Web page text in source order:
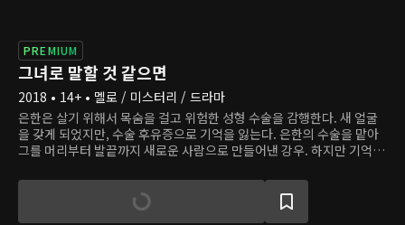
PREMIUM
그녀로 말할 것 같으면
2018 • 14+ • 멜로 / 미스터리 / 드라마
은한은 살기 위해서 목숨을 걸고 위험한 성형 수술을 감행한다. 새 얼굴
을 갖게 되었지만, 수술 후유증으로 기억을 잃는다. 은한의 수술을 맡아
그를 머리부터 발끝까지 새로운 사람으로 만들어낸 강우. 하지만 기억을
는 걸 돕는다. 두 사람은 은한의 과거를 찾아가며 가까운 사람들에게 상
처받은 마음을 드러낸다. 하지만 은한이 기억의 단서를 하나둘씩 찾아가
면서 그의 어둡고 불행한 과거가 그들의 앞에 모습을 드러낸다.